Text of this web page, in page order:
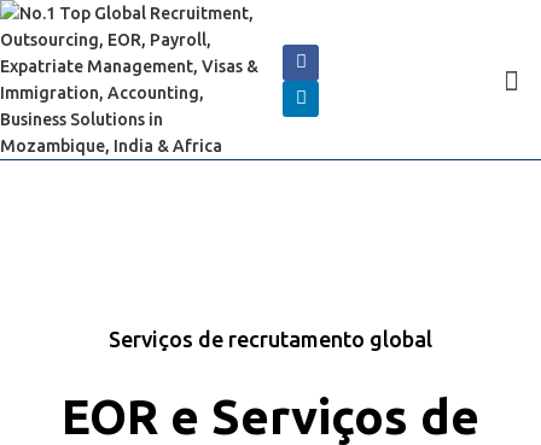
Serviços de recrutamento global
EOR e Serviços de